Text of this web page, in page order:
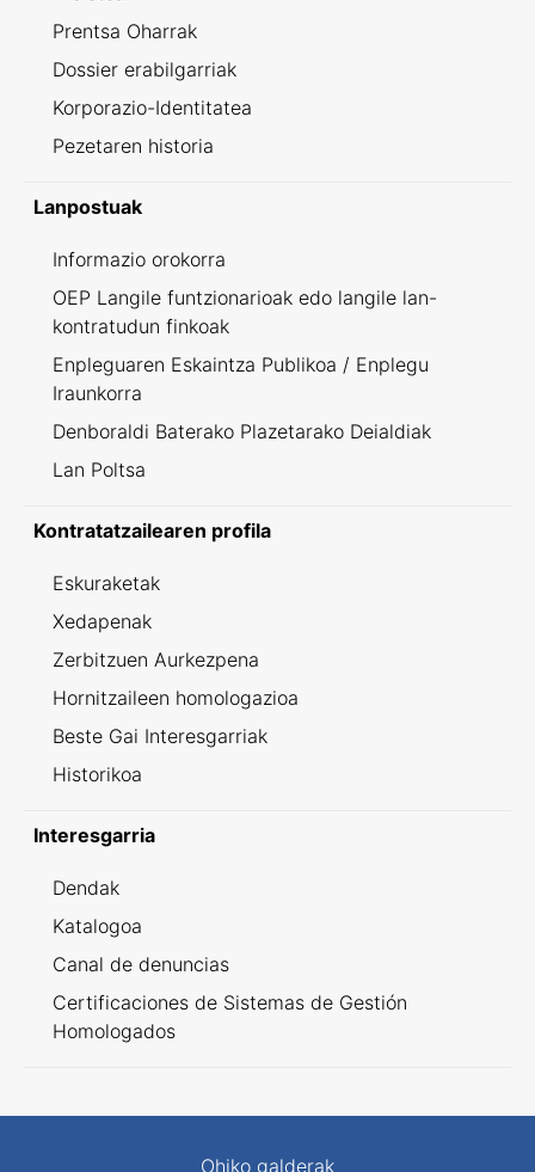
Prentsa Oharrak
Dossier erabilgarriak
Korporazio-Identitatea
Pezetaren historia
Lanpostuak
Informazio orokorra
OEP Langile funtzionarioak edo langile lan-
kontratudun finkoak
Enpleguaren Eskaintza Publikoa / Enplegu
Iraunkorra
Denboraldi Baterako Plazetarako Deialdiak
Lan Poltsa
Kontratatzailearen profila
Eskuraketak
Xedapenak
Zerbitzuen Aurkezpena
Hornitzaileen homologazioa
Beste Gai Interesgarriak
Historikoa
Interesgarria
Dendak
Katalogoa
Canal de denuncias
Certificaciones de Sistemas de Gestión
Homologados
Ohiko galderak